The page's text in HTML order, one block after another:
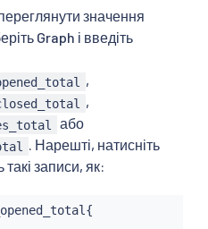
значення
Graph і введіть
,
,
або
. Нарешті, натисніть
записи, як: